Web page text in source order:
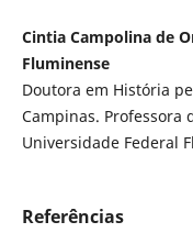
Cintia Campolina de
Fluminense
Doutora em História
Campinas. Professora
Universidade Federal
Referências